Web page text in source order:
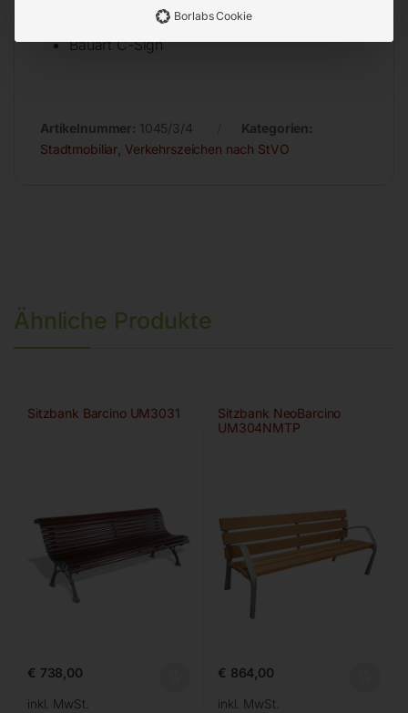
Bauart C-Sign
Artikelnummer: 1045/3/4
Kategorien:
Stadtmobiliar Verkehrszeichen nach StVO
Ähnliche Produkte
Sitzbank Barcino UM3031
€ 738,00
inkl. MwSt.
Sitzbank NeoBarcino
UM304NMTP
€ 864,00
inkl. MwSt.
Borlabs Cookie